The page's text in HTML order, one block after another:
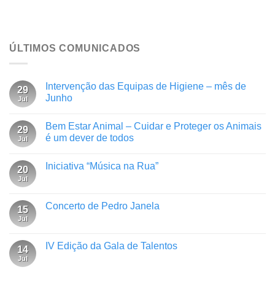
ÚLTIMOS COMUNICADOS
29
Jul
Intervenção das Equipas de Higiene – mês de
Junho
29
Jul
Bem Estar Animal – Cuidar e Proteger os Animais
é um dever de todos
20
Jul
Iniciativa “Música na Rua”
15
Jul
Concerto de Pedro Janela
14
Jul
IV Edição da Gala de Talentos